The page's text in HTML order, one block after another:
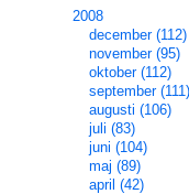
2008
december (112)
november (95)
oktober (112)
september (111)
augusti (106)
juli (83)
juni (104)
maj (89)
april (42)